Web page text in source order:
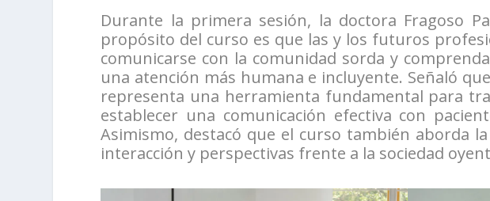
Durante la primera sesión, la doctora Fragoso
propósito del curso es que las y los futuros
comunicarse con la comunidad sorda y
una atención más humana e incluyente. Señaló
representa una herramienta fundamental para
establecer una comunicación efectiva con
Asimismo, destacó que el curso también aborda
interacción y perspectivas frente a la sociedad